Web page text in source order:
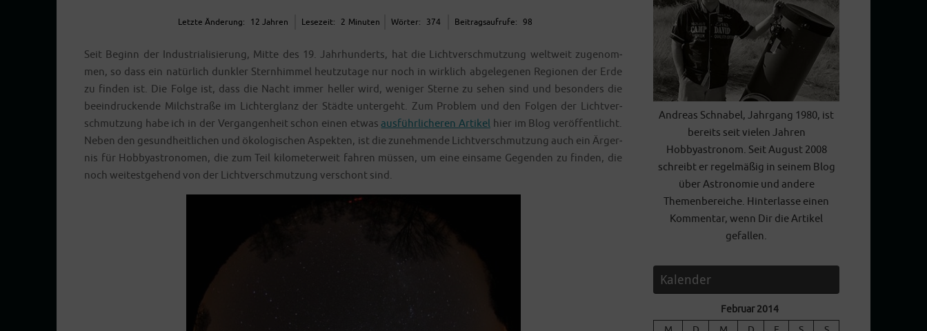
Letz­te Ände­rung: 12 Jah­ren Lese­zeit: 2 Minu­ten Wör­ter: 374 Bei­trags­auf­ru­fe: 98
Seit Beginn der Indus­tria­li­sie­rung, Mit­te des 19. Jahr­hun­derts, hat die Licht­ver­schmut­zung welt­weit zuge­nom­
men, so dass ein natür­lich dunk­ler Stern­him­mel heut­zu­ta­ge nur noch in wirk­lich abge­le­ge­nen Regio­nen der Erde
zu fin­den ist. Die Fol­ge ist, dass die Nacht immer hel­ler wird, weni­ger Ster­ne zu sehen sind und beson­ders die
beein­dru­cken­de Milch­stra­ße im Lich­ter­glanz der Städ­te unter­geht. Zum Pro­blem und den Fol­gen der Licht­ver­
schmut­zung habe ich in der Ver­gan­gen­heit schon einen etwas aus­führ­li­che­ren Arti­kel hier im Blog ver­öf­fent­licht.
Neben den gesund­heit­li­chen und öko­lo­gi­schen Aspek­ten, ist die zuneh­men­de Licht­ver­schmut­zung auch ein Ärger­
nis für Hob­by­as­tro­no­men, die zum Teil kilo­me­ter­weit fah­ren müs­sen, um eine ein­sa­me Gegen­den zu fin­den, die
noch wei­test­ge­hend von der Licht­ver­schmut­zung ver­schont sind.
Andreas Schnabel, Jahrgang 1980, ist
bereits seit vielen Jahren
Hobbyastronom. Seit August 2008
schreibt er regelmäßig in seinem Blog
über Astronomie und andere
Themenbereiche. Hinterlasse einen
Kommentar, wenn Dir die Artikel
gefallen.
Kalender
Februar 2014